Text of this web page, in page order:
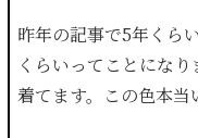
昨年の記事で5年くら
くらいってことにな
着てます。この色本当